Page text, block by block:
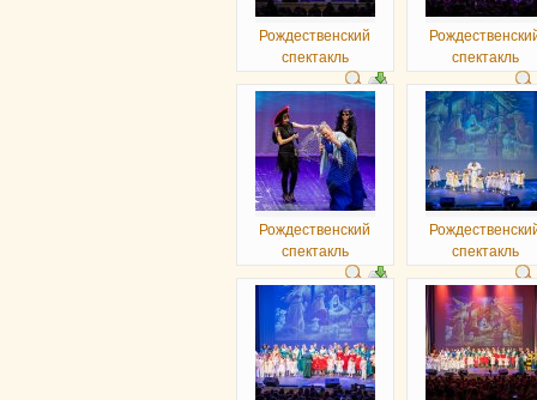
Рождественский
спектакль
спектакль
Рождественский
спектакль
спектакль